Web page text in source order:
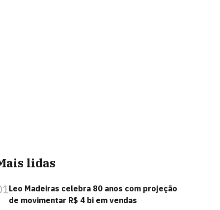
lidas
Leo Madeiras celebra 80 anos com projeção
de movimentar R$ 4 bi em vendas